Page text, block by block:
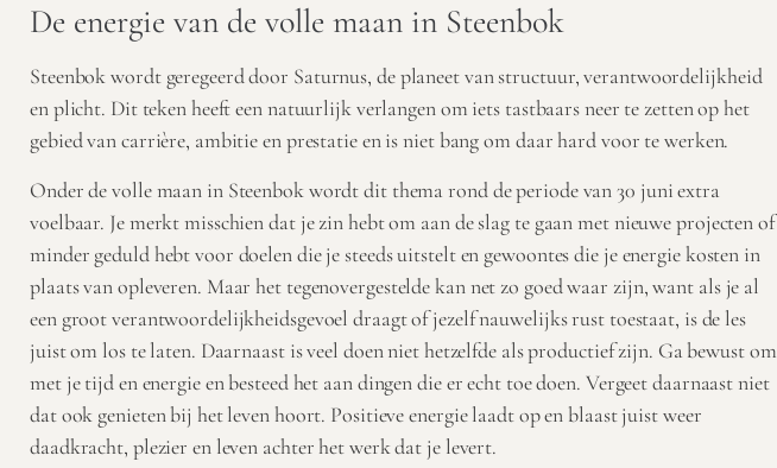
De energie van de volle maan in Steenbok
Steenbok wordt geregeerd door Saturnus, de planeet van structuur, verantwoordelijkheid
en plicht. Dit teken heeft een natuurlijk verlangen om iets tastbaars neer te zetten op het
gebied van carrière, ambitie en prestatie en is niet bang om daar hard voor te werken.
Onder de volle maan in Steenbok wordt dit thema rond de periode van 30 juni extra
voelbaar. Je merkt misschien dat je zin hebt om aan de slag te gaan met nieuwe projecten of
minder geduld hebt voor doelen die je steeds uitstelt en gewoontes die je energie kosten in
plaats van opleveren. Maar het tegenovergestelde kan net zo goed waar zijn, want als je al
een groot verantwoordelijkheidsgevoel draagt of jezelf nauwelijks rust toestaat, is de les
juist om los te laten. Daarnaast is veel doen niet hetzelfde als productief zijn. Ga bewust om
met je tijd en energie en besteed het aan dingen die er echt toe doen. Vergeet daarnaast niet
dat ook genieten bij het leven hoort. Positieve energie laadt op en blaast juist weer
daadkracht, plezier en leven achter het werk dat je levert.